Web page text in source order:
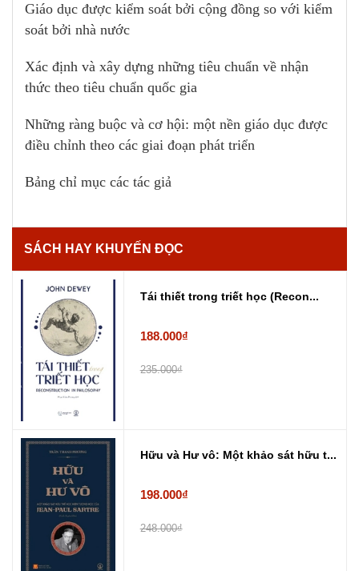
Giáo dục được kiểm soát bởi cộng đồng so với kiểm
soát bởi nhà nước
Xác định và xây dựng những tiêu chuẩn về nhận
thức theo tiêu chuẩn quốc gia
Những ràng buộc và cơ hội: một nền giáo dục được
điều chỉnh theo các giai đoạn phát triển
Bảng chỉ mục các tác giả
SÁCH HAY KHUYẾN ĐỌC
Tái thiết trong triết học (Recon...
188.000₫
235.000₫
Hữu và Hư vô: Một khảo sát hữu t...
198.000₫
248.000₫